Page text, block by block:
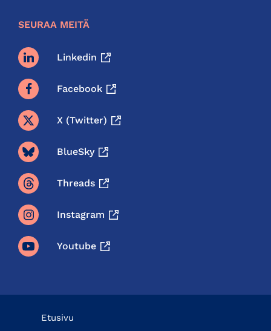
SEURAA MEITÄ
Linkedin
Facebook
X (twitter)
BlueSky
Threads
Instagram
Youtube
Etusivu